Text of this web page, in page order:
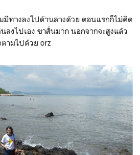
มีทางลงไปด้านล่างด้วย ตอนแรกก็ไม่คิด
ลงไปเอง ขาสั่นมาก นอกจากจะสูงแล้ว
ามไปด้วย orz